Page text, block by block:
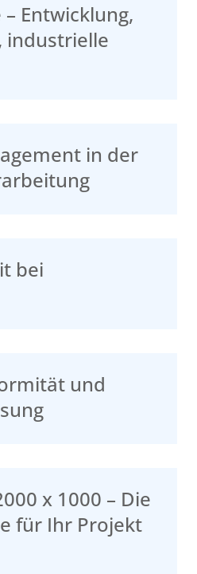
– Entwicklung,
industrielle
in der
bei
und
x 1000 – Die
für Ihr Projekt